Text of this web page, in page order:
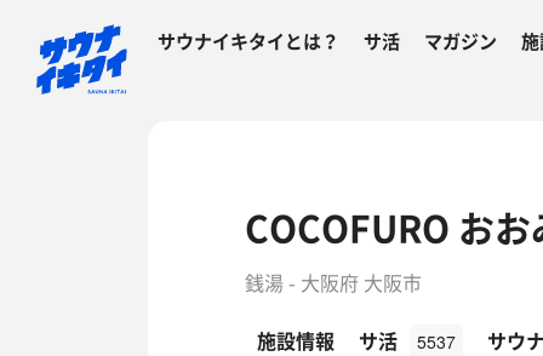
サウナイキタイとは？ サ活 マガジン
COCOFURO お
銭湯 - 大阪府 大阪市
施設情報
サ活 5537 サウ